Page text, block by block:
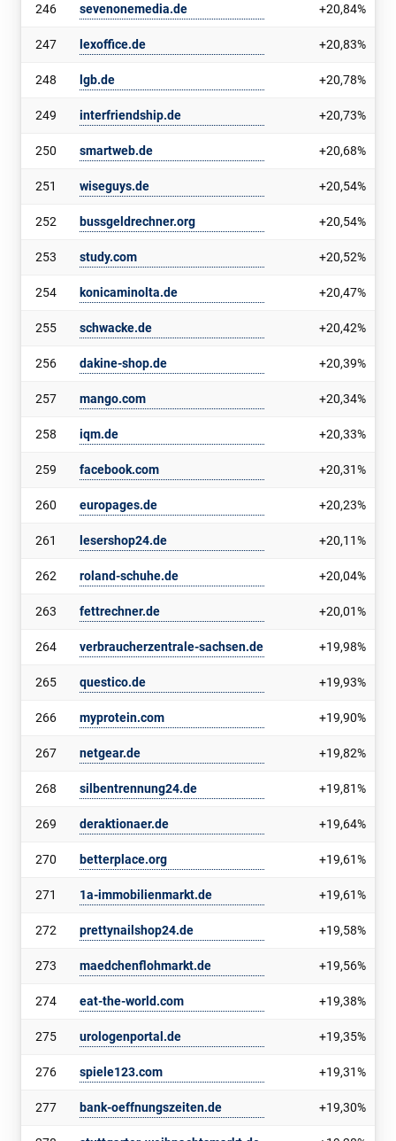
246 sevenonemedia.de +20,84%
247 lexoffice.de +20,83%
248 lgb.de +20,78%
249 interfriendship.de +20,73%
250 smartweb.de +20,68%
251 wiseguys.de +20,54%
252 bussgeldrechner.org +20,54%
253 study.com +20,52%
254 konicaminolta.de +20,47%
255 schwacke.de +20,42%
256 dakine-shop.de +20,39%
257 mango.com +20,34%
258 iqm.de +20,33%
259 facebook.com +20,31%
260 europages.de +20,23%
261 lesershop24.de +20,11%
262 roland-schuhe.de +20,04%
263 fettrechner.de +20,01%
264 verbraucherzentrale-sachsen.de +19,98%
265 questico.de +19,93%
266 myprotein.com +19,90%
267 netgear.de +19,82%
268 silbentrennung24.de +19,81%
269 deraktionaer.de +19,64%
270 betterplace.org +19,61%
271 1a-immobilienmarkt.de +19,61%
272 prettynailshop24.de +19,58%
273 maedchenflohmarkt.de +19,56%
274 eat-the-world.com +19,38%
275 urologenportal.de +19,35%
276 spiele123.com +19,31%
277 bank-oeffnungszeiten.de +19,30%